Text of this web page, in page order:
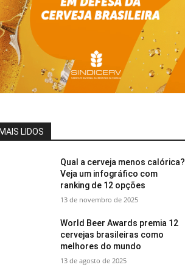
LIDOS
Qual a cerveja menos calórica?
Veja um infográfico com
ranking de 12 opções
13 de novembro de 2025
World Beer Awards premia 12
cervejas brasileiras como
melhores do mundo
13 de agosto de 2025